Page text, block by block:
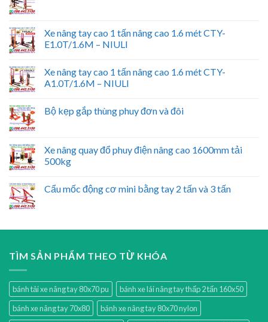
Xe nâng tay cao 1 tấn nâng cao 1.6 mét CTY-
E1.0T/1.6M – NIULI
Xe nâng tay cao 1 tấn nâng cao 1.6 mét CTY-
A1.0T/1.6M – NIULI
Bộ kẹp gắp thùng phuy đơn và đôi
Xe nâng quay đổ phuy điện nâng cao 1600mm tải
500kg
Cẩu mốc động cơ mini bằng tay 2 tấn và 3 tấn
TÌM SẢN PHẨM THEO TỪ KHÓA
bánh tải xe nâng tay 80x70 pu
bánh xe lái nâng tay thấp 2 tấn 160x50
bánh xe nâng tay 70x80
bánh xe nâng tay 80x70 nylon